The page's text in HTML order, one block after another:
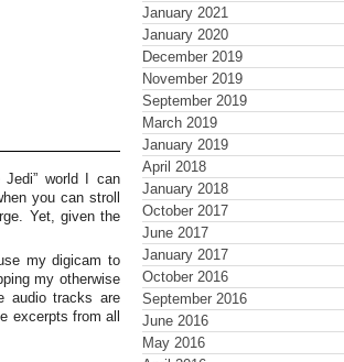
world I can
you can stroll
Yet, given the
my digicam to
my otherwise
audio tracks are
excerpts from all
January 2021
January 2020
December 2019
November 2019
September 2019
March 2019
January 2019
April 2018
January 2018
October 2017
June 2017
January 2017
October 2016
September 2016
June 2016
May 2016